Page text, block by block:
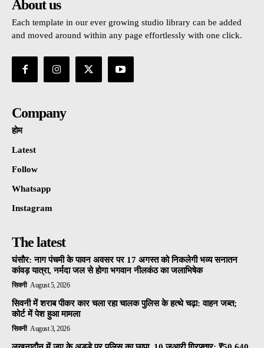
About us
Each template in our ever growing studio library can be added
and moved around within any page effortlessly with one click.
Company
होम
Latest
Follow
Whatsapp
Instagram
The latest
घंसौर: नाग पंचमी के पावन अवसर पर 17 अगस्त को निकलेगी भव्य सनातन
कांवड़ यात्रा, नर्मदा जल से होगा भगवान नीलकंठ का जलाभिषेक
सिवनी August 5, 2026
सिवनी में शराब पीकर कार चला रहा चालक पुलिस के हत्थे चढ़ा: वाहन जब्त;
कोर्ट में पेश हुआ मामला
सिवनी August 3, 2026